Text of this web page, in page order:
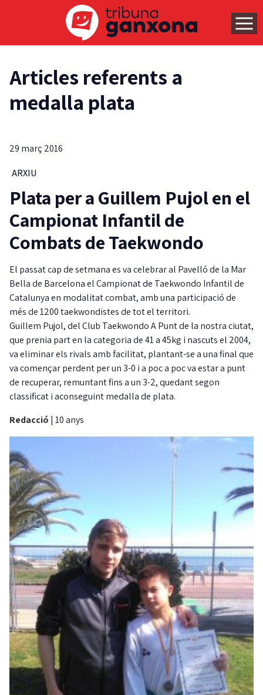
Articles referents a
medalla plata
29 març 2016
ARXIU
Plata per a Guillem Pujol en el
Campionat Infantil de
Combats de Taekwondo
El passat cap de setmana es va celebrar al Pavelló de la Mar
Bella de Barcelona el Campionat de Taekwondo Infantil de
Catalunya en modalitat combat, amb una participació de
més de 1200 taekwondistes de tot el territori.
Guillem Pujol, del Club Taekwondo A Punt de la nostra ciutat,
que prenia part en la categoria de 41 a 45kg i nascuts el 2004,
va eliminar els rivals amb facilitat, plantant-se a una final que
va començar perdent per un 3-0 i a poc a poc va estar a punt
de recuperar, remuntant fins a un 3-2, quedant segon
classificat i aconseguint medalla de plata.
Redacció | 10 anys